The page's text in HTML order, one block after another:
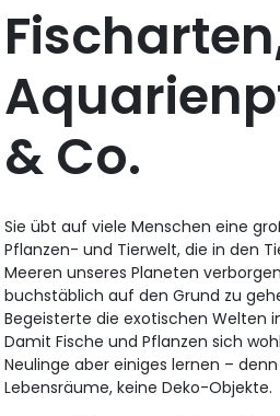
& Co.
Sie übt auf viele Menschen eine
Pflanzen- und Tierwelt, die in den
Meeren unseres Planeten
buchstäblich auf den Grund zu
Begeisterte die exotischen Welten
Damit Fische und Pflanzen sich
Neulinge aber einiges lernen –
Lebensräume, keine Deko-Objekte.